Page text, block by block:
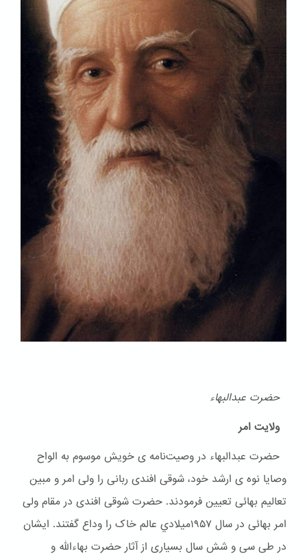
حضرت عبدالبهاء
ولایت امر
حضرت عبدالبهاء در وصیت‌نامه ی خویش موسوم به الواح
وصایا نوه ی ارشد خود، شوقی افندی ربانی را ولی امر و مبین
تعالیم بهائی تعیین فرمودند. حضرت شوقی افندی در مقام ولی
امر بهائی در سال ۱۹۵۷ميلادي عالم خاک را وداع گفتند. ایشان
در طی سی و شش سال بسیاری از آثار حضرت بهاءالله و